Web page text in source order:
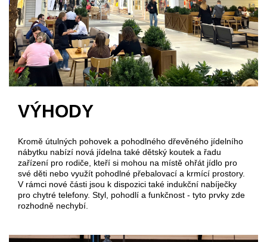
VÝHODY
Kromě útulných pohovek a pohodlného dřevěného jídelního
nábytku nabízí nová jídelna také dětský koutek a řadu
zařízení pro rodiče, kteří si mohou na místě ohřát jídlo pro
své děti nebo využít pohodlné přebalovací a krmící prostory.
V rámci nové části jsou k dispozici také indukční nabíječky
pro chytré telefony. Styl, pohodlí a funkčnost - tyto prvky zde
rozhodně nechybí.